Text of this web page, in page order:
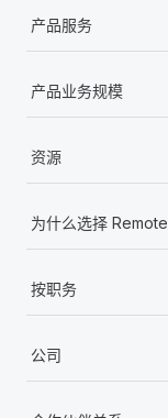
产品服务
产品业务规模
资源
为什么选择 Remote
按职务
公司